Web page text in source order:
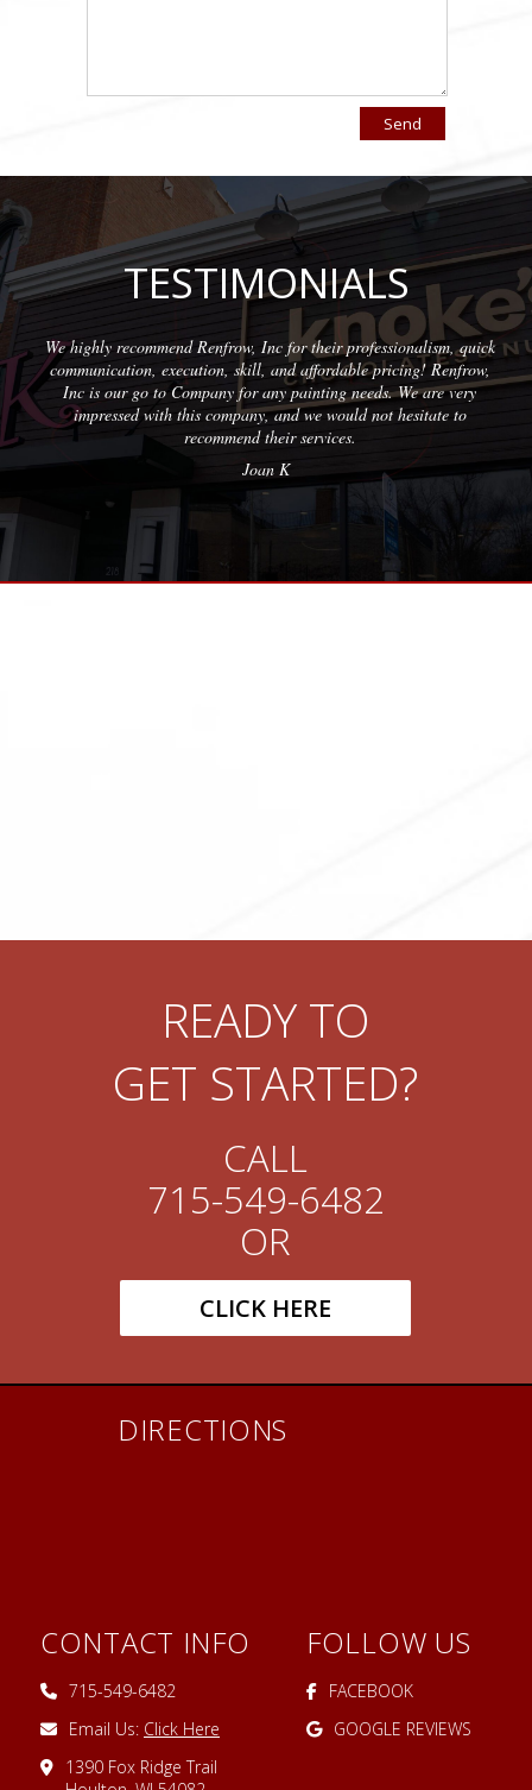
TESTIMONIALS
Inc for their professionalism, quick
skill, and affordable pricing! Renfrow,
for any painting needs. We are very
and we would not hesitate to
their services.
Joan K
Wonderful company to
with quality results on
READY TO
GET STARTED?
CALL
715-549-6482
OR
CLICK HERE
DIRECTIONS
CONTACT INFO
715-549-6482
Email Us: Click Here
1390 Fox Ridge Trail
FOLLOW US
FACEBOOK
GOOGLE REVIEWS